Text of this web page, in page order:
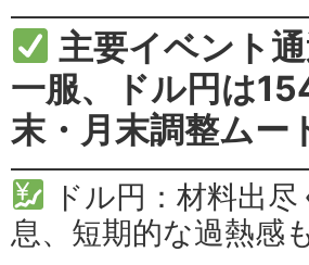
主要イベント
一服、ドル円は
末・月末調整ムー
ドル円：材料出
息、短期的な過熱感